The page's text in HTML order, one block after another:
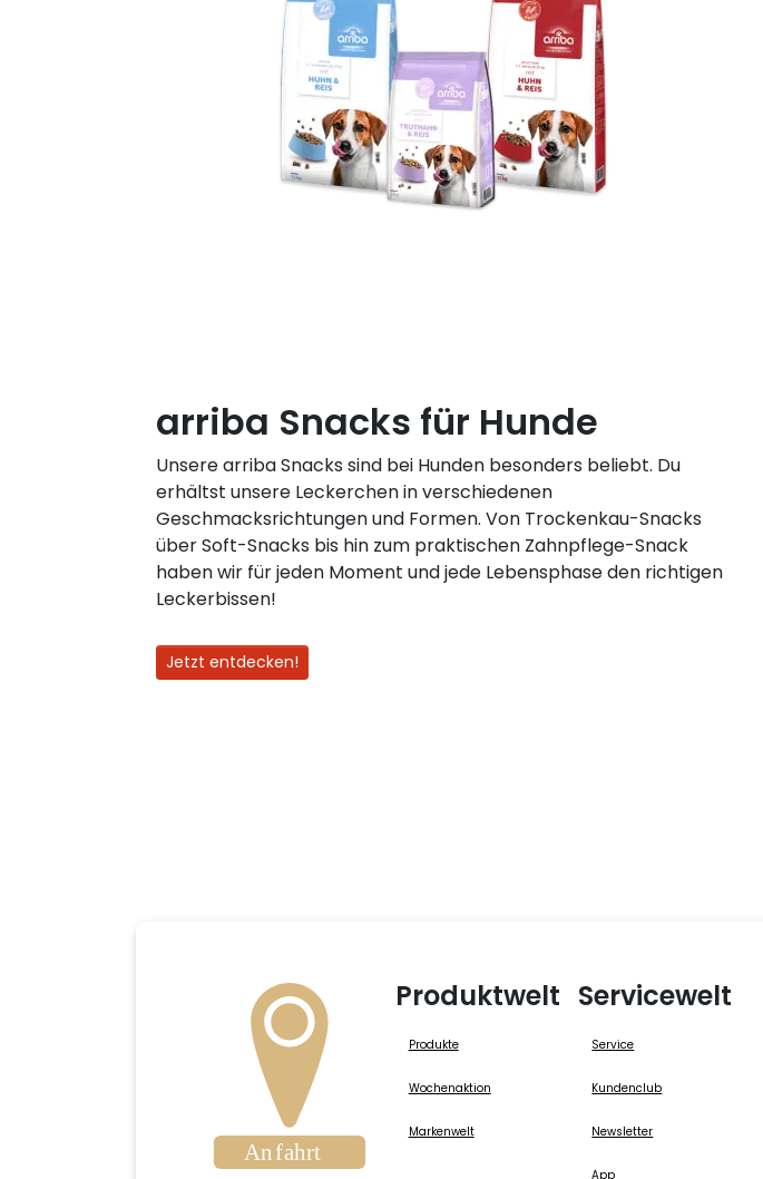
arriba Snacks für Hunde
Unsere arriba Snacks sind bei Hunden besonders beliebt. Du
erhältst unsere Leckerchen in verschiedenen
Geschmacksrichtungen und Formen. Von Trockenkau-Snacks
über Soft-Snacks bis hin zum praktischen Zahnpflege-Snack
haben wir für jeden Moment und jede Lebensphase den richtigen
Leckerbissen!
Jetzt entdecken!
Produktwelt
Produkte
Wochenaktion
Markenwelt
Servicewelt
Service
Kundenclub
Newsletter
App